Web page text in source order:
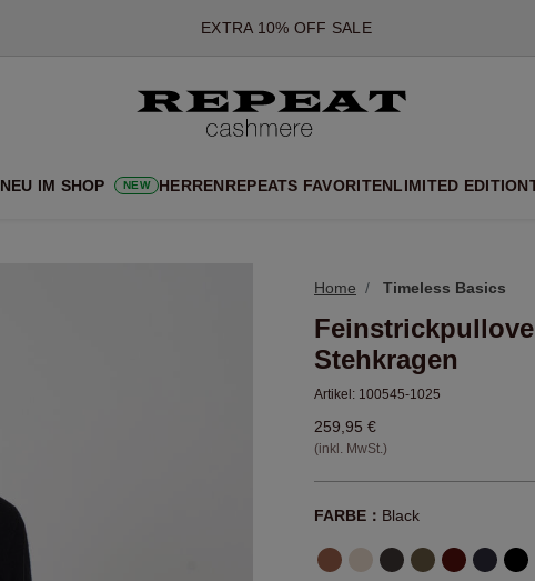
*DIESES ANGEBOT GILT BIS ZUM 12 AUGUST 2026
*GILT NICHT FÜR LIMITED EDITION
*AUSNAHMEN SIND MÖGLICH
NEUE CASHMERE-NEUHEITEN
EXTRA 10% OFF SALE
NEU IM SHOP NEW HERRENREPEATS FAVORITENLIMITED EDITION
Home Timeless Basics
Stehkragen
Artikel: 100545-1025
259,95 €
(inkl. MwSt.)
FARBE： Black